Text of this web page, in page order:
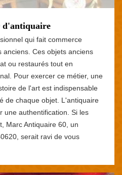
d'antiquaire
qui fait commerce
Ces objets anciens
ou restaurés tout en
Pour exercer ce métier, une
de l'art est indispensable
de chaque objet. L'antiquaire
une authentification. Si les
Marc Antiquaire 60, un
serait ravi de vous